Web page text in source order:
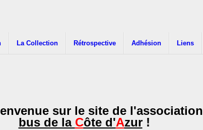
La Collection Rétrospective Adhésion Liens
sur le site de l'association
bus de la Côte d'Azur!